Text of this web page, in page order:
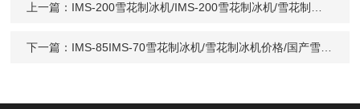
上一篇： IMS-200雪花制冰机/IMS-200雪花制冰机/雪花制冰机低价销售
下一篇： IMS-85IMS-70雪花制冰机/雪花制冰机价格/国产雪花制冰机